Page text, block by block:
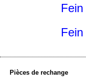
Pièces de rechange